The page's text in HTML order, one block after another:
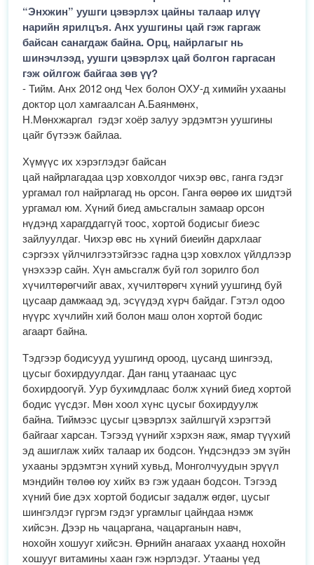
“Энхжин” уушги цэвэрлэх цайны талаар илүү
нарийн ярилцъя. Анх уушгины цай гэж гаргаж
байсан санагдаж байна. Орц, найрлагыг нь
шинэчлээд, уушги цэвэрлэх цай болгон гаргасан
гэж ойлгож байгаа зөв үү?
- Тийм. Анх 2012 онд Чех болон ОХУ-д химийн ухааны
доктор цол хамгаалсан А.Баянмөнх,
Н.Мөнхжаргал гэдэг хоёр залуу эрдэмтэн уушгины
цайг бүтээж байлаа.
Хүмүүс их хэрэглэдэг байсан
цай найрлагадаа цэр ховхолдог чихэр өвс, ганга гэдэг
ургамал гол найрлагад нь орсон. Ганга өөрөө их шидтэй
ургамал юм. Хүний биед амьсгалын замаар орсон
нүдэнд харагддаггүй тоос, хортой бодисыг биеэс
зайлуулдаг. Чихэр өвс нь хүний биеийн дархлааг
сэргээх үйлчилгээтэйгээс гадна цэр ховхлох үйлдлээр
үнэхээр сайн. Хүн амьсгалж буй гол зорилго бол
хүчилтөрөгчийг авах, хүчилтөрөгч хүний уушгинд буй
цусаар дамжаад эд, эсүүдэд хүрч байдаг. Гэтэл одоо
нүүрс хүчлийн хий болон маш олон хортой бодис
агаарт байна.
Тэдгээр бодисууд уушгинд ороод, цусанд шингээд,
цусыг бохирдуулдаг. Дан ганц утаанаас цус
бохирдоогүй. Уур бухимдлаас болж хүний биед хортой
бодис үүсдэг. Мөн хоол хүнс цусыг бохирдуулж
байна. Тиймээс цусыг цэвэрлэх зайлшгүй хэрэгтэй
байгааг харсан. Тэгээд үүнийг хэрхэн яаж, ямар түүхий
эд ашиглаж хийх талаар их бодсон. Үндсэндээ эм зүйн
ухааны эрдэмтэн хүний хувьд, Монголчуудын эрүүл
мэндийн төлөө юу хийх вэ гэж удаан бодсон. Тэгээд
хүний бие дэх хортой бодисыг задалж өгдөг, цусыг
шингэлдэг гүргэм гэдэг ургамлыг цайндаа нэмж
хийсэн. Дээр нь чацаргана, чацарганын навч,
нохойн хошууг хийсэн. Өрнийн анагаах ухаанд нохойн
хошууг витамины хаан гэж нэрлэдэг. Утааны үед